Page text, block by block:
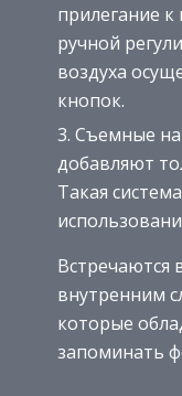
прилегание
ручной
воздуха
кнопок.
Съемные
добавляют
Такая
Встречаются
внутренним
которые
запоминать